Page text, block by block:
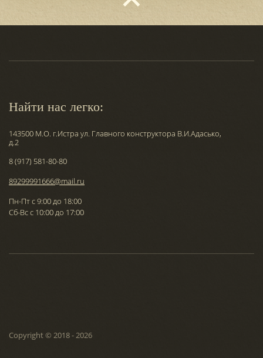
Найти нас легко:
143500 М.О. г.Истра ул. Главного конструктора В.И.Адасько,
д.2
8 (917) 581-80-80
89299991666@mail.ru
Пн-Пт с 9:00 до 18:00
Сб-Вс с 10:00 до 17:00
Copyright © 2018 - 2026